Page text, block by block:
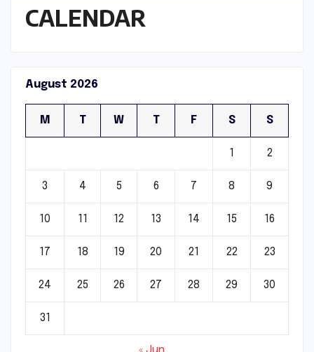
CALENDAR
August 2026
M T W T F S S
1 2
3 4 5 6 7 8 9
10 11 12 13 14 15 16
17 18 19 20 21 22 23
24 25 26 27 28 29 30
31